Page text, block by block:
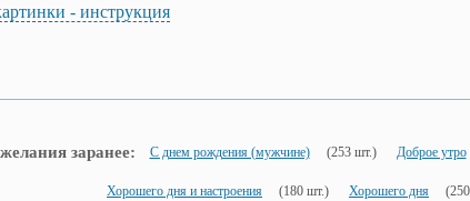
- инструкция
заранее: С днем рождения (мужчине) (253 шт.) Доброе утро
Хорошего дня и настроения (180 шт.) Хорошего дня